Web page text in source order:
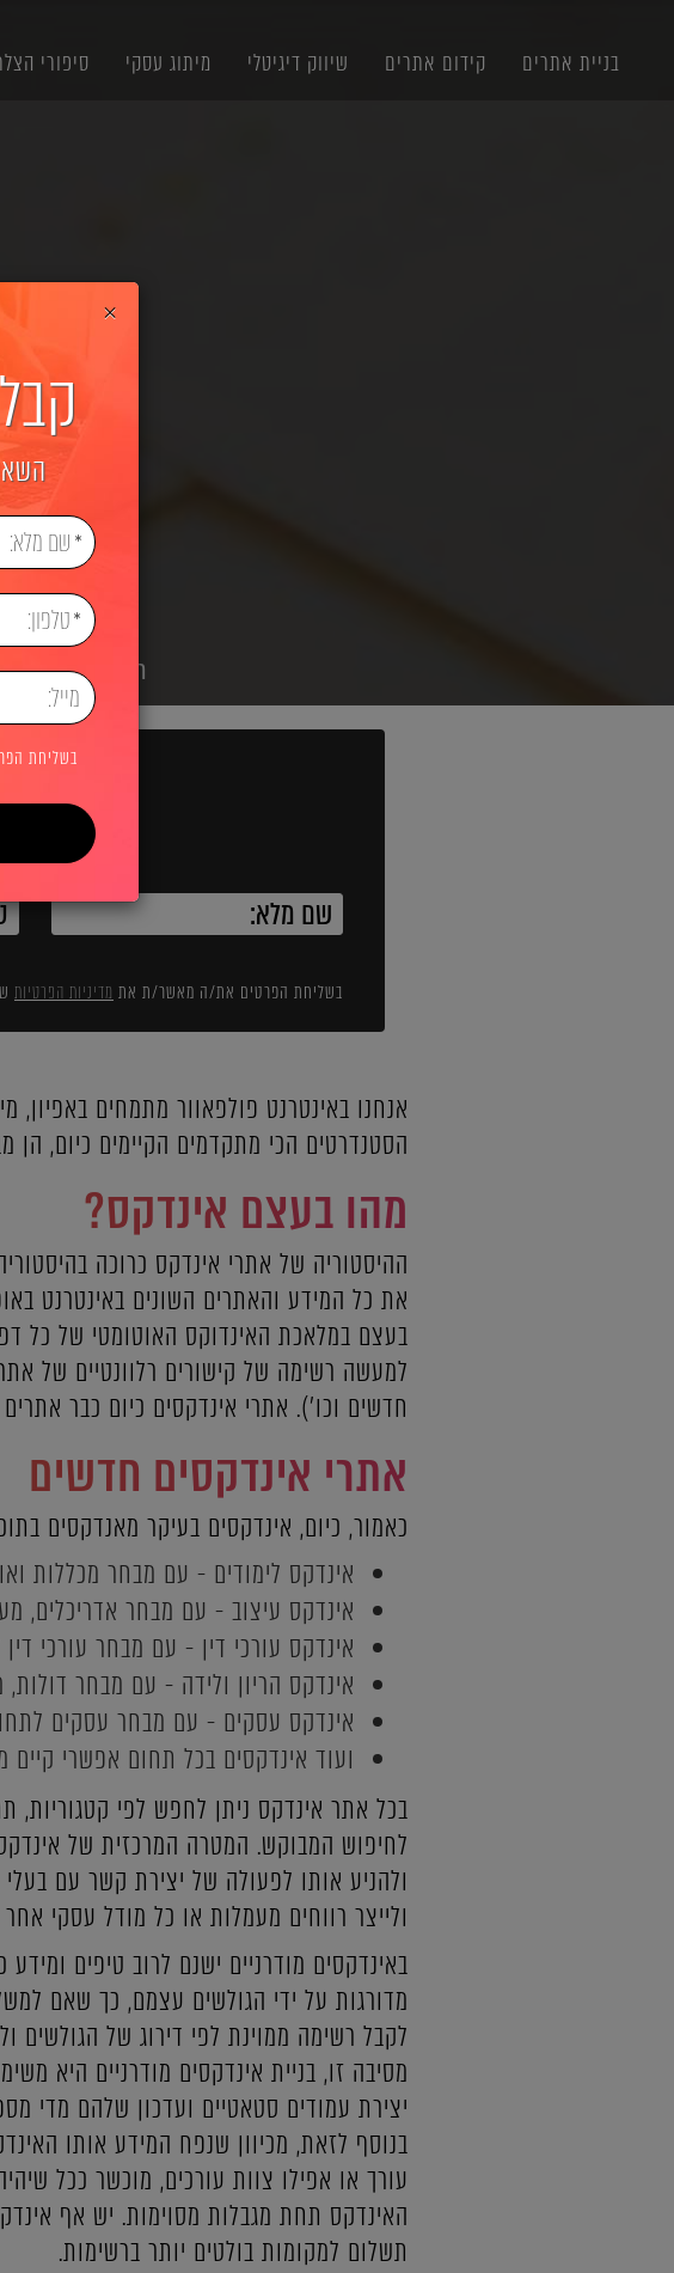
בניית אתרים קידום אתרים שיווק דיגיטלי מיתוג עסקי סיפורי
ראשי בניית
בשליחת הפרטים את/ה מאשר/ת את מדיניות הפרטיות
אנחנו באינטרנט פולפאוור מתמחים באפיון,
הסטנדרטים הכי מתקדמים הקיימים כיום, הן
מהו בעצם אינדקס?
ההיסטוריה של אתרי אינדקס כרוכה
את כל המידע והאתרים השונים באינטרנט
בעצם במלאכת האינדוקס האוטומטי של כל
למעשה רשימה של קישורים רלוונטיים של
חדשים וכו'). אתרי אינדקסים כיום כבר
אתרי אינדקסים חדשים
כאמור, כיום, אינדקסים בעיקר מאנדקסים
אינדקס לימודים - עם מבחר מכללות
אינדקס עיצוב - עם מבחר אדריכלים,
אינדקס עורכי דין - עם מבחר עורכי דין
אינדקס הריון ולידה - עם מבחר דולות,
אינדקס עסקים - עם מבחר עסקים לתחום
ועוד אינדקסים בכל תחום אפשרי קיים
בכל אתר אינדקס ניתן לחפש לפי קטגוריות,
לחיפוש המבוקש. המטרה המרכזית של
ולהניע אותו לפעולה של יצירת קשר עם
ולייצר רווחים מעמלות או כל מודל עסקי
באינדקסים מודרניים ישנם לרוב טיפים
מדורגות על ידי הגולשים עצמם, כך שאם
לקבל רשימה ממוינת לפי דירוג של הגולשים
מסיבה זו, בניית אינדקסים מודרניים היא
יצירת עמודים סטאטיים ועדכון שלהם מדי
בנוסף לזאת, מכיוון שנפח המידע אותו
עורך או אפילו צוות עורכים, מוכשר ככל
האינדקס תחת מגבלות מסוימות. יש אף
תשלום למקומות בולטים יותר ברשימות.
×
בשליחת